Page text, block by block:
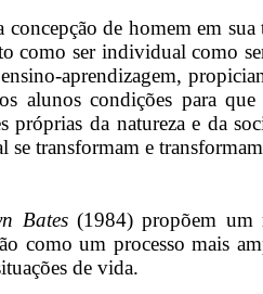
de homem em
como ser individual como
aprendizagem,
condições para que
da natureza e da
transformam e transformam
Bates(1984) propõem um
como um processo mais
de vida.